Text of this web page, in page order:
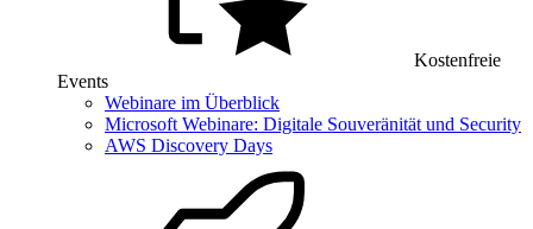
Kostenfreie
Events
Webinare im Überblick
Microsoft Webinare: Digitale Souveränität und Security
AWS Discovery Days